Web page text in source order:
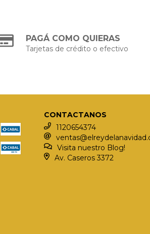
PAGÁ COMO QUIERAS
Tarjetas de crédito o efectivo
CONTACTANOS
1120654374
Visita nuestro Blog!
Av. Caseros 3372